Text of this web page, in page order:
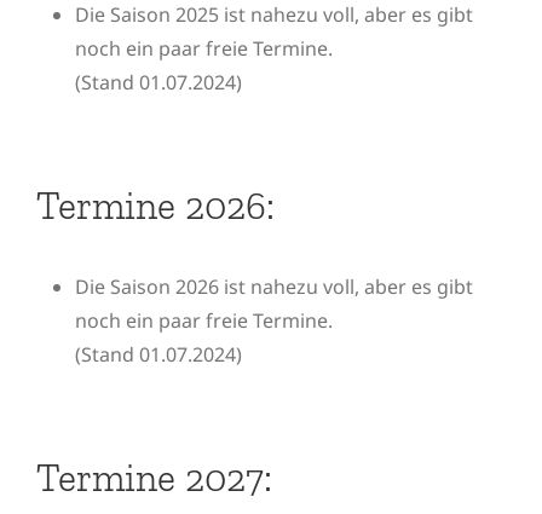
Die Saison 2025 ist nahezu voll, aber es gibt
noch ein paar freie Termine.
(Stand 01.07.2024)
Termine 2026:
Die Saison 2026 ist nahezu voll, aber es gibt
noch ein paar freie Termine.
(Stand 01.07.2024)
Termine 2027: